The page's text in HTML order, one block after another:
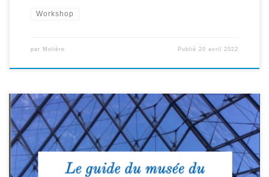
Workshop
par Molière Publié20 avril 2022
Cliquez sur le lien pour découvrir la visite du Louvre ! Le guide du
musée du Louvre de la classe NSA Cliquez pour lire ce livre, créé